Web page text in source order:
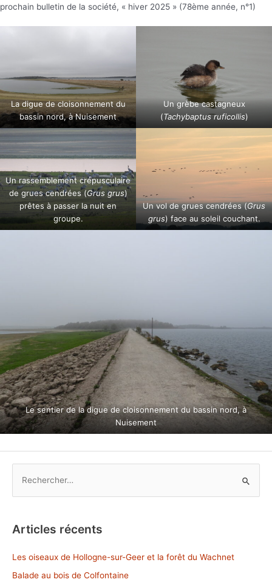
prochain bulletin de la société, « hiver 2025 » (78ème année, n°1)
La digue de cloisonnement du
bassin nord, à Nuisement
Un grèbe castagneux
(Tachybaptus ruficollis)
Un rassemblement crépusculaire
de grues cendrées (Grus grus)
prêtes à passer la nuit en
groupe.
Un vol de grues cendrées (Grus
grus) face au soleil couchant.
Le sentier de la digue de cloisonnement du bassin nord, à
Nuisement
e
r
Articles récents
Les oiseaux de Hollogne-sur-Geer et la forêt du Wachnet
Balade au bois de Colfontaine